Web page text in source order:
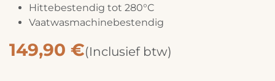
Hittebestendig tot 280°C
Vaatwasmachinebestendig
149,90 €(Inclusief btw)